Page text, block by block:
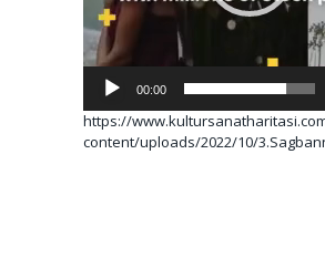
00:00
https://
content/uploads/2022/10/